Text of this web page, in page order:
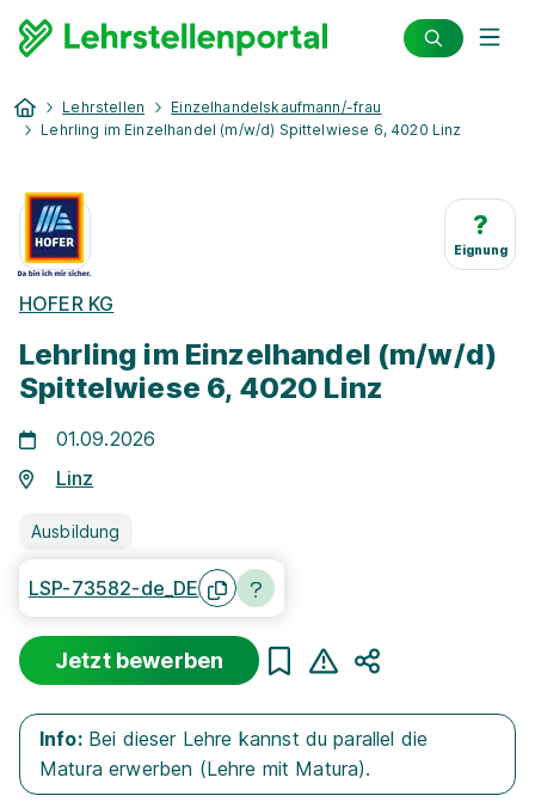
Lehrstellen
Einzelhandelskaufmann/-frau
Lehrling im Einzelhandel (m/w/d) Spittelwiese 6, 4020 Linz
?
Eignung
HOFER KG
Lehrling im Einzelhandel (m/w/d)
Spittelwiese 6, 4020 Linz
01.09.2026
Linz
Ausbildung
LSP-73582-de_DE
Jetzt bewerben
Info: Bei dieser Lehre kannst du parallel die
Matura erwerben (Lehre mit Matura).